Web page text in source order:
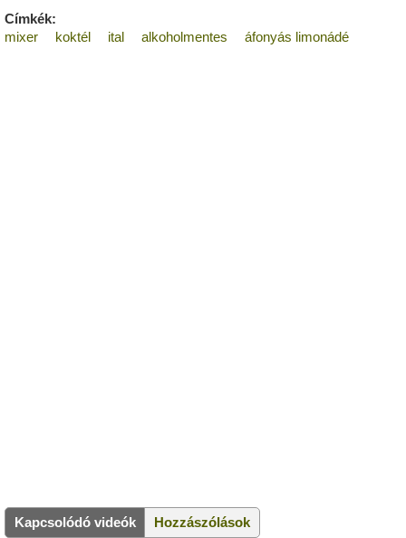
Címkék:
mixer
koktél ital alkoholmentes áfonyás limonádé
Kapcsolódó videók Hozzászólások